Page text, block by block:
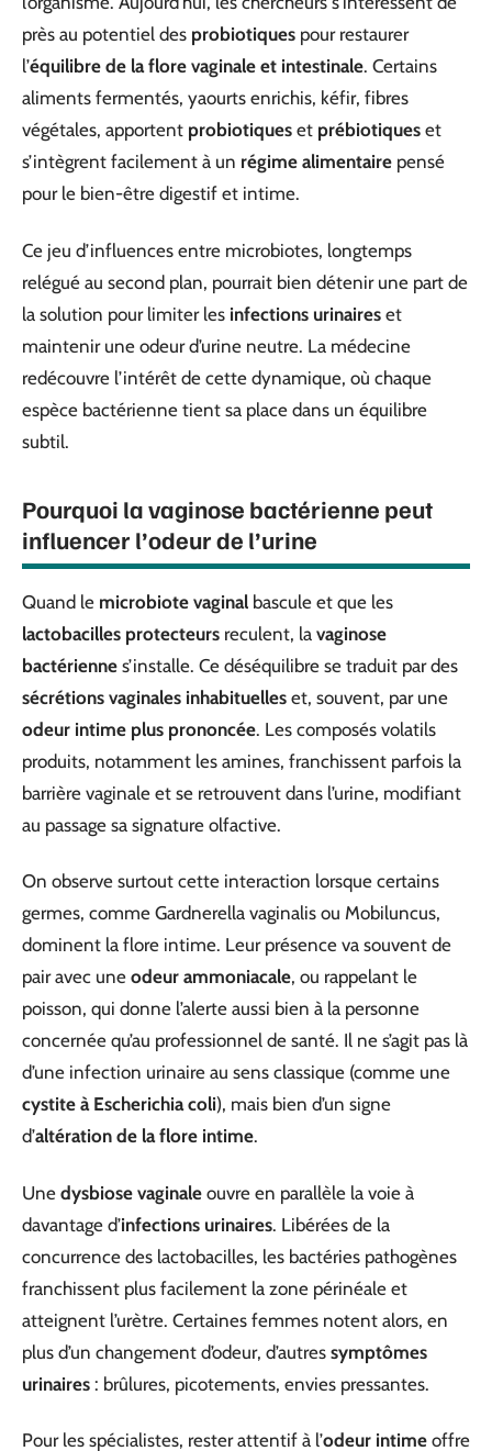
près au potentiel des probiotiques pour restaurer
l’équilibre de la flore vaginale et intestinale. Certains
aliments fermentés, yaourts enrichis, kéfir, fibres
végétales, apportent probiotiques et prébiotiques et
s’intègrent facilement à un régime alimentaire pensé
pour le bien-être digestif et intime.
Ce jeu d’influences entre microbiotes, longtemps
relégué au second plan, pourrait bien détenir une part de
la solution pour limiter les infections urinaires et
maintenir une odeur d’urine neutre. La médecine
redécouvre l’intérêt de cette dynamique, où chaque
espèce bactérienne tient sa place dans un équilibre
subtil.
Pourquoi la vaginose bactérienne peut
influencer l’odeur de l’urine
Quand le microbiote vaginal bascule et que les
lactobacilles protecteurs reculent, la vaginose
bactérienne s’installe. Ce déséquilibre se traduit par des
sécrétions vaginales inhabituelles et, souvent, par une
odeur intime plus prononcée. Les composés volatils
produits, notamment les amines, franchissent parfois la
barrière vaginale et se retrouvent dans l’urine, modifiant
au passage sa signature olfactive.
On observe surtout cette interaction lorsque certains
germes, comme Gardnerella vaginalis ou Mobiluncus,
dominent la flore intime. Leur présence va souvent de
pair avec une odeur ammoniacale, ou rappelant le
poisson, qui donne l’alerte aussi bien à la personne
concernée qu’au professionnel de santé. Il ne s’agit pas là
d’une infection urinaire au sens classique (comme une
cystite à Escherichia coli), mais bien d’un signe
d’altération de la flore intime.
Une dysbiose vaginale ouvre en parallèle la voie à
davantage d’infections urinaires. Libérées de la
concurrence des lactobacilles, les bactéries pathogènes
franchissent plus facilement la zone périnéale et
atteignent l’urètre. Certaines femmes notent alors, en
plus d’un changement d’odeur, d’autres symptômes
urinaires : brûlures, picotements, envies pressantes.
Pour les spécialistes, rester attentif à l’odeur intime offre